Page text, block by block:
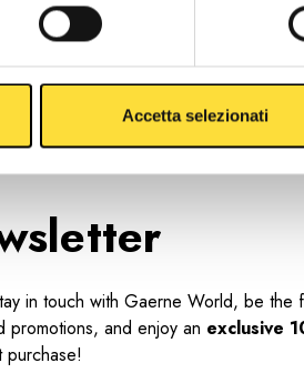
Accetta selezionati
in touch with Gaerne World, be the
promotions, and enjoy an exclusive
purchase!